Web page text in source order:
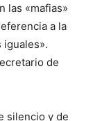
las «mafias»
a la
de
silencio y de